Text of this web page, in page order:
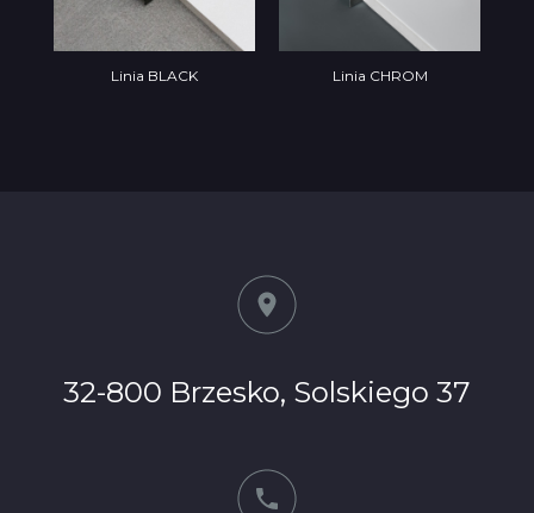
Linia BLACK Linia CHROM
32-800 Brzesko, Solskiego 37